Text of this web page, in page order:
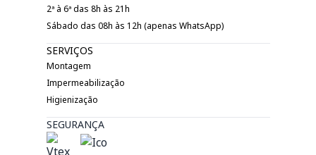
2ª à 6ª das 8h às 21h
Sábado das 08h às 12h (apenas WhatsApp)
SERVIÇOS
Montagem
Impermeabilização
Higienização
SEGURANÇA